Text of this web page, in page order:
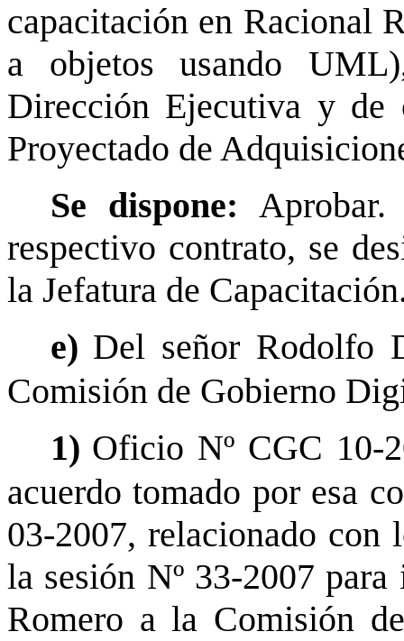
capacitación en Racional
a objetos usando
Dirección Ejecutiva y de
Proyectado de
Se dispone:
respectivo contrato, se
la Jefatura de
e) Del señor Rodolfo
Comisión de Gobierno
1) Oficio Nº CGC 10-
acuerdo tomado por esa
03-2007, relacionado con
la sesión Nº 33-2007
Romero a la Comisión